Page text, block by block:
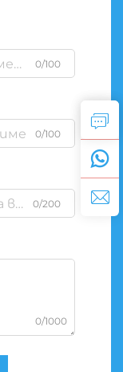
0/100
0/100
0/200
0/1000